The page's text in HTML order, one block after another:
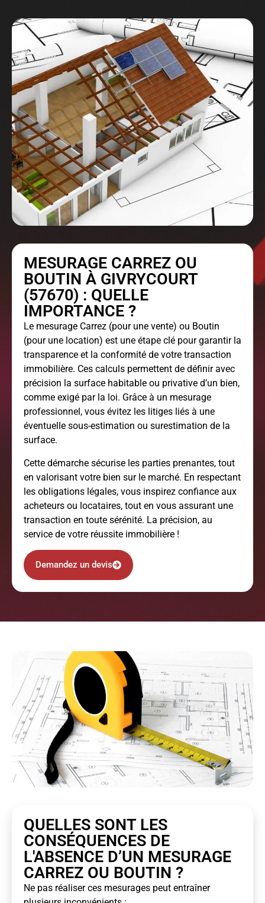
MESURAGE CARREZ OU
BOUTIN À GIVRYCOURT
(57670) : QUELLE
IMPORTANCE ?
Le mesurage Carrez (pour une vente) ou Boutin
(pour une location) est une étape clé pour garantir la
transparence et la conformité de votre transaction
immobilière. Ces calculs permettent de définir avec
précision la surface habitable ou privative d’un bien,
comme exigé par la loi. Grâce à un mesurage
professionnel, vous évitez les litiges liés à une
éventuelle sous-estimation ou surestimation de la
surface.
Cette démarche sécurise les parties prenantes, tout
en valorisant votre bien sur le marché. En respectant
les obligations légales, vous inspirez confiance aux
acheteurs ou locataires, tout en vous assurant une
transaction en toute sérénité. La précision, au
service de votre réussite immobilière !
Demandez un devis
QUELLES SONT LES
CONSÉQUENCES DE
L'ABSENCE D’UN MESURAGE
CARREZ OU BOUTIN ?
Ne pas réaliser ces mesurages peut entraîner